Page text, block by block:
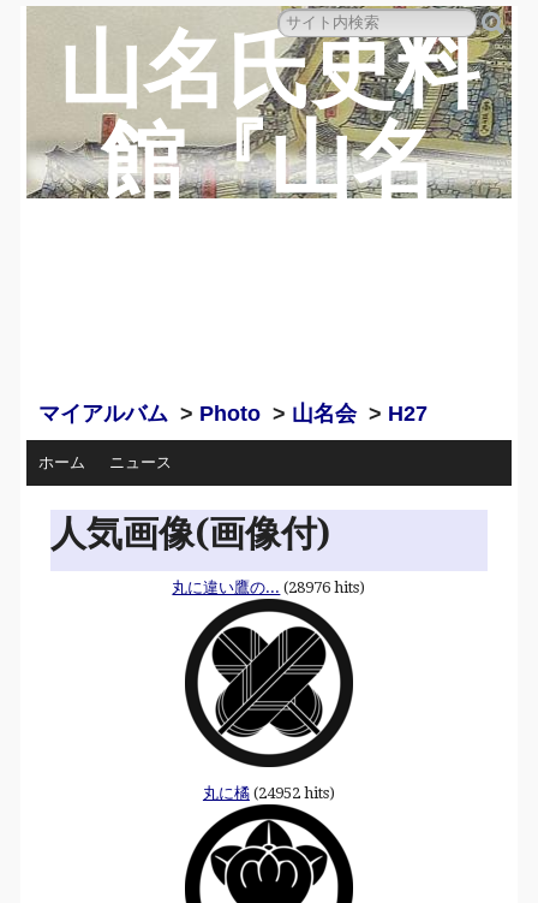
山名氏史料
館『山名
マイアルバム > Photo > 山名会> H27
ホーム ニュース
人気画像(画像付)
丸に違い鷹の... (28976 hits)
丸に橘(24952 hits)